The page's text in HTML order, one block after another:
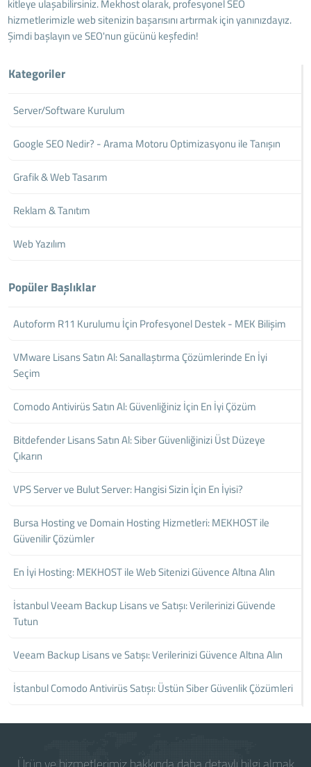
kitleye ulaşabilirsiniz. Mekhost olarak, profesyonel SEO
hizmetlerimizle web sitenizin başarısını artırmak için yanınızdayız.
Şimdi başlayın ve SEO'nun gücünü keşfedin!
Kategoriler
Server/Software Kurulum
Google SEO Nedir? - Arama Motoru Optimizasyonu ile Tanışın
Grafik & Web Tasarım
Reklam & Tanıtım
Web Yazılım
Popüler Başlıklar
Autoform R11 Kurulumu İçin Profesyonel Destek - MEK Bilişim
VMware Lisans Satın Al: Sanallaştırma Çözümlerinde En İyi
Seçim
Comodo Antivirüs Satın Al: Güvenliğiniz İçin En İyi Çözüm
Bitdefender Lisans Satın Al: Siber Güvenliğinizi Üst Düzeye
Çıkarın
VPS Server ve Bulut Server: Hangisi Sizin İçin En İyisi?
Bursa Hosting ve Domain Hosting Hizmetleri: MEKHOST ile
Güvenilir Çözümler
En İyi Hosting: MEKHOST ile Web Sitenizi Güvence Altına Alın
İstanbul Veeam Backup Lisans ve Satışı: Verilerinizi Güvende
Tutun
Veeam Backup Lisans ve Satışı: Verilerinizi Güvence Altına Alın
İstanbul Comodo Antivirüs Satışı: Üstün Siber Güvenlik Çözümleri